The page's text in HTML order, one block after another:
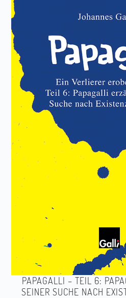
PAPAGALLI – TEIL 6:
SEINER SUCHE NACH